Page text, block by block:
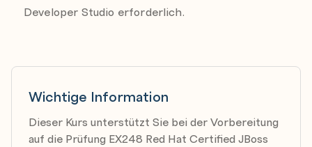
Configure servers and server groups.
Explore the datasource subsystem and configure
Configure loggers and logging handlers.
Developer Studio erforderlich.
Wichtige Information
Dieser Kurs unterstützt Sie bei der Vorbereitung
auf die Prüfung EX248 Red Hat Certified JBoss